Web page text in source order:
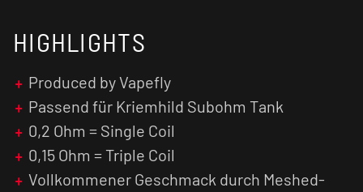
HIGHLIGHTS
Produced by Vapefly
Passend für Kriemhild Subohm Tank
0,2 Ohm = Single Coil
0,15 Ohm = Triple Coil
Vollkommener Geschmack durch Meshed-